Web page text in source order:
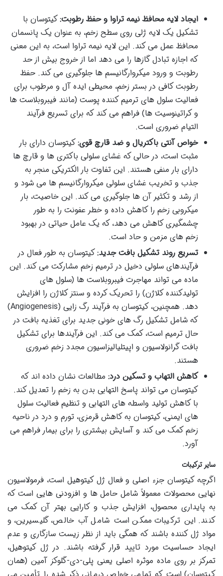
ایجاد لایه محافظ نیمه تراوا و حفظ رطوبت:کیتوسان با
تشکیل یک لایه ژلی روی سطح زخم، به عنوان یک پانسمان
محافظ عمل می کند. این لایه نیمه تراوا است، به این معنی
که اجازه تبادل گازها را می دهد اما از خروج بیش از حد
رطوبت و ورود میکروارگانیسم ها جلوگیری می کند. حفظ
رطوبت کافی در بستر زخم، محیطی ایده آل و مرطوب برای
فعالیت سلول های ترمیم کننده پوست (مانند فیبروبلاست ها
و کراتینوسیت ها) فراهم می کند که برای تسریع فرآیند
التیام ضروری است.
خواص آنتی باکتریال و ضد قارچ قوی:کیتوسان دارای بار
مثبت است، در حالی که غشای سلولی باکتری ها و قارچ ها
دارای بار منفی هستند. این تفاوت بار الکتریکی منجر به
جذب و تخریب غشای سلولی میکروارگانیسم ها می شود و
از رشد و تکثیر آن ها جلوگیری می کند. این خاصیت، بار
میکروبی زخم را کاهش داده و خطر عفونت را به طور
چشمگیری کاهش می دهد، که یک عامل حیاتی در بهبود
زخم های مزمن و حاد است.
تسریع روند تشکیل بافت جدید:کیتوسان به طور فعال در
فرآیندهای سلولی دخیل در ترمیم زخم مشارکت می کند. این
ماده می تواند مهاجرت فیبروبلاست ها (سلول های
تولیدکننده کلاژن) را تحریک کرده و سنتز کلاژن را افزایش
دهد. همچنین، کیتوسان به فرآیند رگ زایی (Angiogenesis)
که شامل تشکیل رگ های خونی جدید برای تغذیه بافت در
حال ترمیم است، کمک می کند. این فرآیندها برای تشکیل
بافت گرانولاسیون و اپیتلیالیزاسیون مجدد زخم ضروری
هستند.
کاهش التهاب و تسکین درد: مطالعات نشان داده اند که
کیتوسان می تواند پاسخ التهابی بدن به زخم را تعدیل کند.
با کاهش تولید واسطه های التهابی و تنظیم فعالیت سلول
های ایمنی، کیتوسان به کاهش قرمزی، تورم و درد در ناحیه
زخم کمک می کند و آسایش بیشتری را برای بیمار فراهم می
آورد.
سایر ترکیبات
اگرچه کیتوسان جزء اصلی و فعال ژل کیتوهیل است، فرمولاسیون
نهایی محصولات معمولاً شامل حامل ها و افزودنی هایی است که
به پایداری محصول، افزایش جذب و کارایی بهتر آن کمک می
کنند. این ترکیبات ممکن است شامل آب خالص، گلیسیرین، و
مواد ژل کننده باشند که همگی باید از نظر زیست سازگاری و عدم
ایجاد حساسیت مورد تایید قرار گرفته باشند. در ژل کیتوهیل،
تمرکز بر روی ماده موثره اصلی یعنی پلی-دی-گلوکز آمین (همان